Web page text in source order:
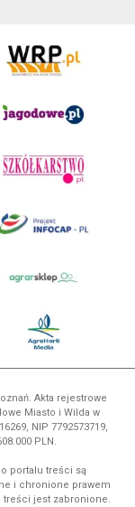
Akta rejestrowe
Miasto i Wilda w
NIP 7792573719,
PLN.
portalu treści są
i chronione prawem
jest zabronione.